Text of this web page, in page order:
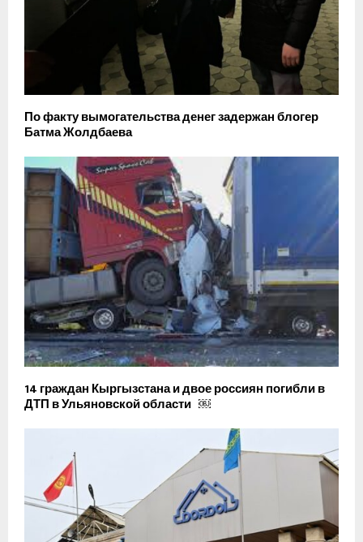
По факту вымогательства денег задержан блогер
Батма Жолдбаева
14 граждан Кыргызстана и двое россиян погибли в
ДТП в Ульяновской области ￼